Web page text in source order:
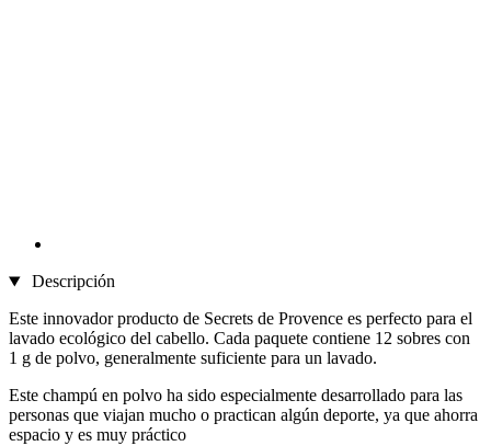
Descripción
Este innovador producto de Secrets de Provence es perfecto para el
lavado ecológico del cabello. Cada paquete contiene 12 sobres con
1 g de polvo, generalmente suficiente para un lavado.
Este champú en polvo ha sido especialmente desarrollado para las
personas que viajan mucho o practican algún deporte, ya que ahorra
espacio y es muy práctico